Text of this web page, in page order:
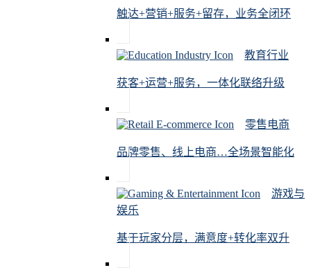
触达+营销+服务+留存，业务全闭环
教育行业
获客+运营+服务，一体化联络升级
零售电商
品牌零售、线上电商…全场景智能化
游戏与
娱乐
基于玩家分层，满意度+转化率双升